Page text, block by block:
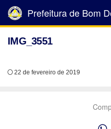
Prefeitura de Bom
IMG_3551
22 de fevereiro de 2019